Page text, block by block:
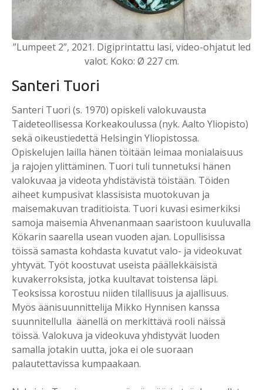
”Lumpeet 2”, 2021. Digiprintattu lasi, video-ohjatut led
valot. Koko: Ø 227 cm.
Santeri Tuori
Santeri Tuori (s. 1970) opiskeli valokuvausta
Taideteollisessa Korkeakoulussa (nyk. Aalto Yliopisto)
sekä oikeustiedettä Helsingin Yliopistossa.
Opiskelujen lailla hänen töitään leimaa monialaisuus
ja rajojen ylittäminen. Tuori tuli tunnetuksi hänen
valokuvaa ja videota yhdistävistä töistään. Töiden
aiheet kumpusivat klassisista muotokuvan ja
maisemakuvan traditioista. Tuori kuvasi esimerkiksi
samoja maisemia Ahvenanmaan saaristoon kuuluvalla
Kökarin saarella usean vuoden ajan. Lopullisissa
töissä samasta kohdasta kuvatut valo- ja videokuvat
yhtyvät. Työt koostuvat useista päällekkäisistä
kuvakerroksista, jotka kuultavat toistensa läpi.
Teoksissa korostuu niiden tilallisuus ja ajallisuus.
Myös äänisuunnittelija Mikko Hynnisen kanssa
suunnitellulla äänellä on merkittävä rooli näissä
töissä. Valokuva ja videokuva yhdistyvät luoden
samalla jotakin uutta, joka ei ole suoraan
palautettavissa kumpaakaan.